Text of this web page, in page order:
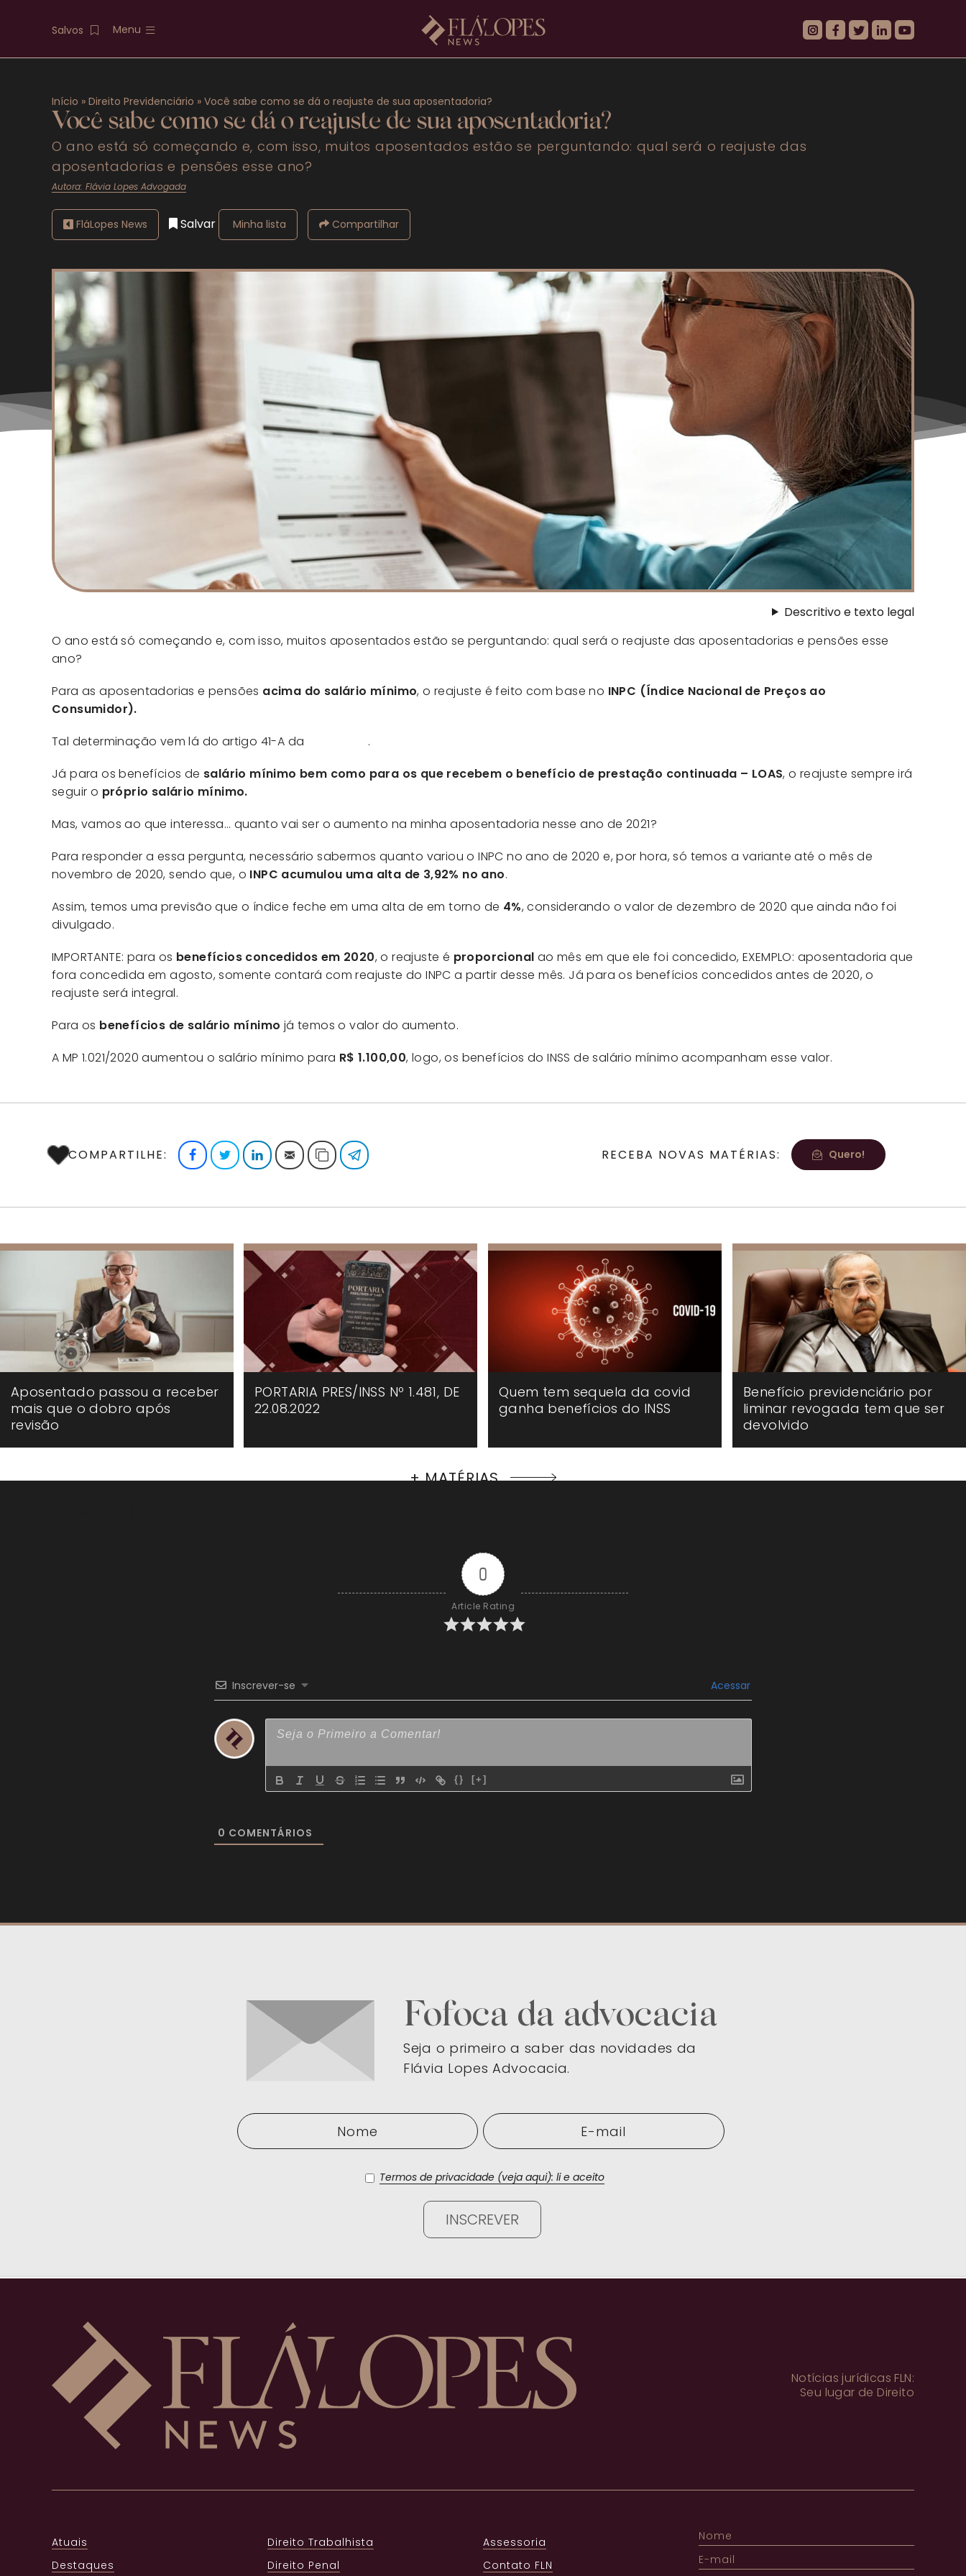
Salvos Menu
Destaques
Previdenciário
Penal
Início » Direito Previdenciário » Você sabe como se dá o reajuste de sua aposentadoria?
Você sabe como se dá o reajuste de sua aposentadoria?
O ano está só começando e, com isso, muitos aposentados estão se perguntando: qual será o reajuste das
aposentadorias e pensões esse ano?
Autora: Flávia Lopes Advogada
FláLopes News Salvar Minha lista Compartilhar
Descritivo e texto legal
O ano está só começando e, com isso, muitos aposentados estão se perguntando: qual será o reajuste das aposentadorias e pensões esse
ano?
Para as aposentadorias e pensões acima do salário mínimo, o reajuste é feito com base no INPC (Índice Nacional de Preços ao
Consumidor).
Tal determinação vem lá do artigo 41-A da
.
Já para os benefícios de salário mínimo bem como para os que recebem o benefício de prestação continuada – LOAS, o reajuste sempre irá
seguir o próprio salário mínimo.
Mas, vamos ao que interessa… quanto vai ser o aumento na minha aposentadoria nesse ano de 2021?
Para responder a essa pergunta, necessário sabermos quanto variou o INPC no ano de 2020 e, por hora, só temos a variante até o mês de
novembro de 2020, sendo que, o INPC acumulou uma alta de 3,92% no ano.
Assim, temos uma previsão que o índice feche em uma alta de em torno de 4%, considerando o valor de dezembro de 2020 que ainda não foi
divulgado.
IMPORTANTE: para os benefícios concedidos em 2020, o reajuste é proporcional ao mês em que ele foi concedido, EXEMPLO: aposentadoria que
fora concedida em agosto, somente contará com reajuste do INPC a partir desse mês. Já para os benefícios concedidos antes de 2020, o
reajuste será integral.
Para os benefícios de salário mínimo já temos o valor do aumento.
A MP 1.021/2020 aumentou o salário mínimo para R$ 1.100,00, logo, os benefícios do INSS de salário mínimo acompanham esse valor.
COMPARTILHE: FacebookTwitterLinkedInE-mailCopiar linkTelegram RECEBA NOVAS MATÉRIAS: Quero!
Aposentado passou a receber
mais que o dobro após
revisão
PORTARIA PRES/INSS Nº 1.481, DE
22.08.2022
Quem tem sequela da covid
ganha benefícios do INSS
Benefício previdenciário por
liminar revogada tem que ser
devolvido
+ MATÉRIAS
0
Article Rating
Inscrever-se Acessar
{} [+]
0 COMENTÁRIOS
Fofoca da advocacia
Seja o primeiro a saber das novidades da
Flávia Lopes Advocacia.
Termos de privacidade (veja aqui): li e aceito
Notícias jurídicas FLN:
Seu lugar de Direito
Atuais
Destaques
Direito Trabalhista
Direito Penal
Assessoria
Contato FLN